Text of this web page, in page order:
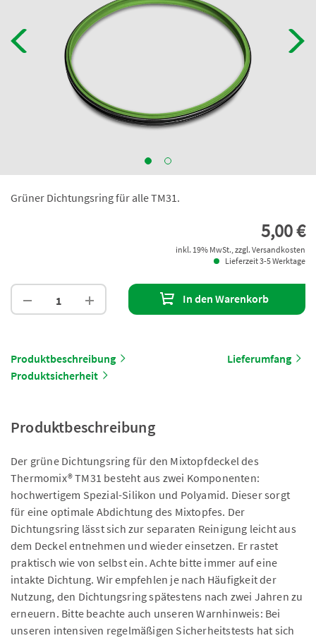
Grüner Dichtungsring für alle TM31.
5,00 €
inkl. 19% MwSt., zzgl. Versandkosten
Lieferzeit 3-5 Werktage
In den Warenkorb
Produktbeschreibung
Lieferumfang
Produktsicherheit
Produktbeschreibung
Der grüne Dichtungsring für den Mixtopfdeckel des
Thermomix® TM31 besteht aus zwei Komponenten:
hochwertigem Spezial-Silikon und Polyamid. Dieser sorgt
für eine optimale Abdichtung des Mixtopfes. Der
Dichtungsring lässt sich zur separaten Reinigung leicht aus
dem Deckel entnehmen und wieder einsetzen. Er rastet
praktisch wie von selbst ein. Achte bitte immer auf eine
intakte Dichtung. Wir empfehlen je nach Häufigkeit der
Nutzung, den Dichtungsring spätestens nach zwei Jahren zu
erneuern. Bitte beachte auch unseren Warnhinweis: Bei
unseren intensiven regelmäßigen Sicherheitstests hat sich